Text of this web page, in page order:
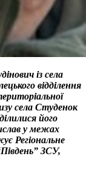
із села
відділення
села Студенок
його
у межах
Регіональне
ЗСУ,